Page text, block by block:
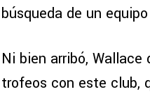
búsqueda de un
Ni bien arribó, Wallace
trofeos con este club,